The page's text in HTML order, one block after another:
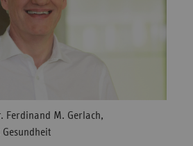
Ferdinand M. Gerlach,
Gesundheit